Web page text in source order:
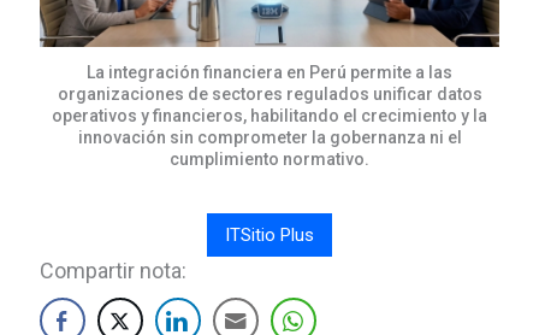
La integración financiera en Perú permite a las
organizaciones de sectores regulados unificar datos
operativos y financieros, habilitando el crecimiento y la
innovación sin comprometer la gobernanza ni el
cumplimiento normativo.
ITSitio Plus
Compartir nota: